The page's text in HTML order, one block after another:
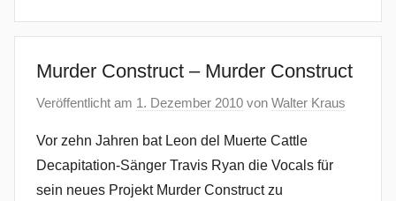
Murder Construct – Murder Construct
Veröffentlicht am 1. Dezember 2010 von Walter Kraus
Vor zehn Jahren bat Leon del Muerte Cattle
Decapitation-Sänger Travis Ryan die Vocals für
sein neues Projekt Murder Construct zu